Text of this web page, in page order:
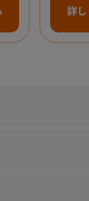
詳し